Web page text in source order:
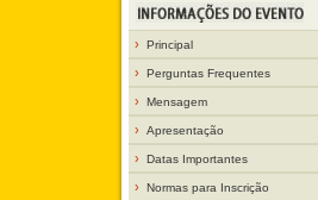
› Principal
› Perguntas Frequentes
› Mensagem
› Apresentação
› Datas Importantes
› Normas para Inscrição